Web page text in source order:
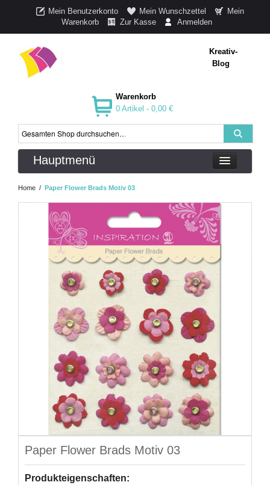
Mein Benutzerkonto Mein Wunschzettel
Mein
Warenkorb
Zur Kasse Anmelden
Kreativ-
Blog
Warenkorb
0 Artikel - 0,00 €
Hauptmenü
Home / Paper Flower Brads Motiv 03
Paper Flower Brads Motiv 03
Produkteigenschaften: